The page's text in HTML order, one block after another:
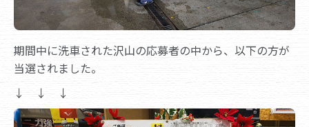
期間中に洗車された沢山の応募者の中から、以下の方が
当選されました。
↓ ↓ ↓